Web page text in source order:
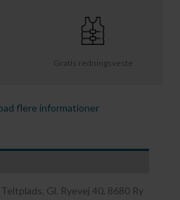
Gratis redningsveste
flere informationer
Gl. Ryevej 40, 8680 Ry